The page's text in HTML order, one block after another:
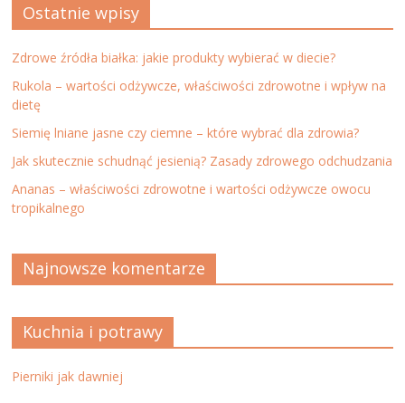
Ostatnie wpisy
Zdrowe źródła białka: jakie produkty wybierać w diecie?
Rukola – wartości odżywcze, właściwości zdrowotne i wpływ na
dietę
Siemię lniane jasne czy ciemne – które wybrać dla zdrowia?
Jak skutecznie schudnąć jesienią? Zasady zdrowego odchudzania
Ananas – właściwości zdrowotne i wartości odżywcze owocu
tropikalnego
Najnowsze komentarze
Kuchnia i potrawy
Pierniki jak dawniej